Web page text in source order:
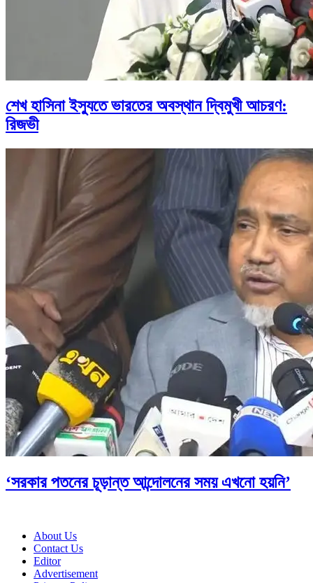
শেখ হাসিনা ইস্যুতে ভারতের অবস্থান দ্বিমুখী আচরণ:
রিজভী
‘সরকার পতনের চূড়ান্ত আন্দোলনের সময় এখনো হয়নি’
About Us
Contact Us
Editor
Advertisement